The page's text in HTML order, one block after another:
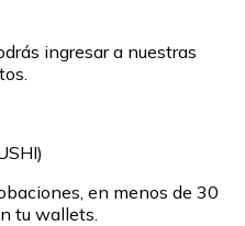
ingresar a nuestras
en menos de 30
tu wallets.